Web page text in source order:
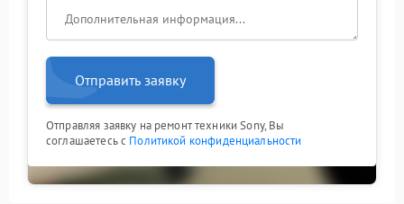
Отправить заявку
Отправляя заявку на ремонт техники Sony, Вы
соглашаетесь с Политикой конфиденциальности